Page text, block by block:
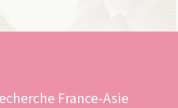
France-Asie